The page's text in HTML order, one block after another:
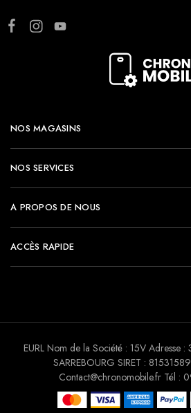
NOS MAGASINS
NOS SERVICES
A PROPOS DE NOUS
ACCÈS RAPIDE
EURL Nom de la Société : 15V Adresse
SARREBOURG SIRET :
Contact@chronomobile.fr Tél :